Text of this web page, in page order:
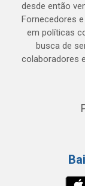
desde então
Fornecedores
em políticas
busca de
colaboradores